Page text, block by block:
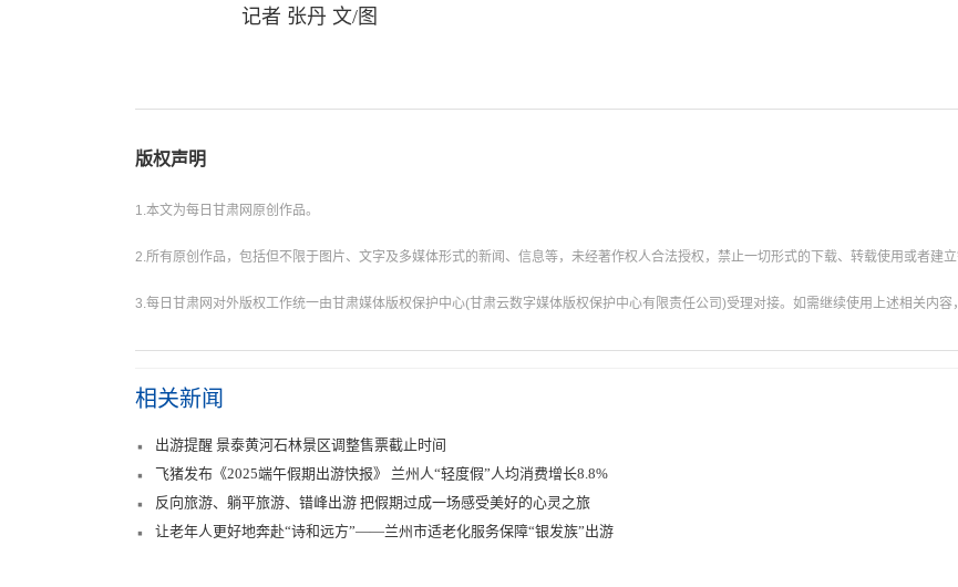
记者 张丹 文/图
版权声明
1.本文为每日甘肃网原创作品。
2.所有原创作品，包括但不限于图片、文字及多媒体形式的新闻、信息等，未经著作权人合法授权，禁止一切形式的下载、转载使用或者建
3.每日甘肃网对外版权工作统一由甘肃媒体版权保护中心(甘肃云数字媒体版权保护中心有限责任公司)受理对接。如需继续使用上述相关内
相关新闻
出游提醒 景泰黄河石林景区调整售票截止时间
飞猪发布《2025端午假期出游快报》 兰州人“轻度假”人均消费增长8.8%
反向旅游、躺平旅游、错峰出游 把假期过成一场感受美好的心灵之旅
让老年人更好地奔赴“诗和远方”——兰州市适老化服务保障“银发族”出游